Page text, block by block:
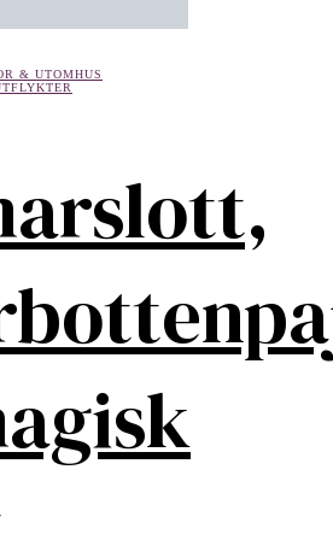
& UTOMHUS